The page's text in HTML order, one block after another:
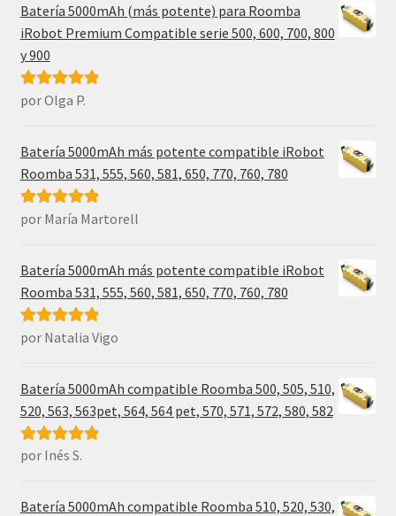
Batería 5000mAh (más potente) para Roomba
iRobot Premium Compatible serie 500, 600, 700, 800
y 900
Valorado con
por Olga P.
Batería 5000mAh más potente compatible iRobot
Roomba 531, 555, 560, 581, 650, 770, 760, 780
Valorado con
por María Martorell
Batería 5000mAh más potente compatible iRobot
Roomba 531, 555, 560, 581, 650, 770, 760, 780
Valorado con
por Natalia Vigo
Batería 5000mAh compatible Roomba 500, 505, 510,
520, 563, 563pet, 564, 564 pet, 570, 571, 572, 580, 582
Valorado con
por Inés S.
Batería 5000mAh compatible Roomba 510, 520, 530,